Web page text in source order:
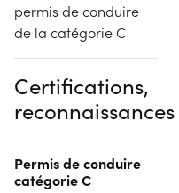
permis de conduire
de la catégorie C
Certifications,
reconnaissances
Permis de conduire
catégorie C